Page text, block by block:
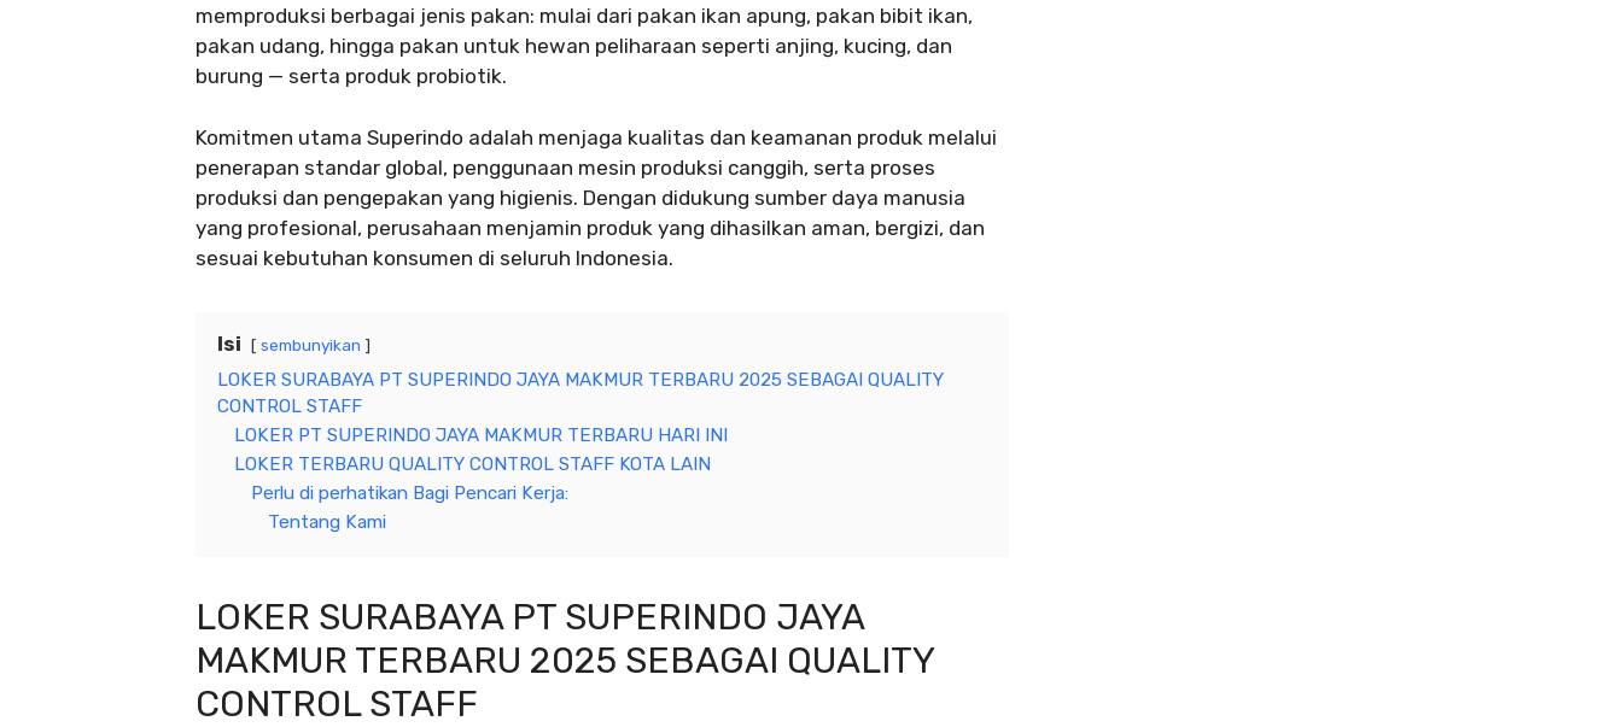
memproduksi berbagai jenis pakan: mulai dari pakan ikan apung, pakan bibit ikan,
pakan udang, hingga pakan untuk hewan peliharaan seperti anjing, kucing, dan
burung — serta produk probiotik.
Komitmen utama Superindo adalah menjaga kualitas dan keamanan produk melalui
penerapan standar global, penggunaan mesin produksi canggih, serta proses
produksi dan pengepakan yang higienis. Dengan didukung sumber daya manusia
yang profesional, perusahaan menjamin produk yang dihasilkan aman, bergizi, dan
sesuai kebutuhan konsumen di seluruh Indonesia.
Isi sembunyikan
LOKER SURABAYA PT SUPERINDO JAYA MAKMUR TERBARU 2025 SEBAGAI QUALITY
CONTROL STAFF
LOKER PT SUPERINDO JAYA MAKMUR TERBARU HARI INI
LOKER TERBARU QUALITY CONTROL STAFF KOTA LAIN
Perlu di perhatikan Bagi Pencari Kerja:
Tentang Kami
LOKER SURABAYA PT SUPERINDO JAYA
MAKMUR TERBARU 2025 SEBAGAI QUALITY
CONTROL STAFF